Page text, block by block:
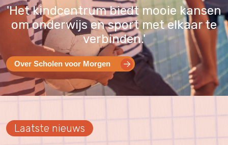
'Het kindcentrum biedt mooie kansen
om onderwijs en sport met elkaar te
verbinden.'
Over Scholen voor Morgen
Laatste nieuws